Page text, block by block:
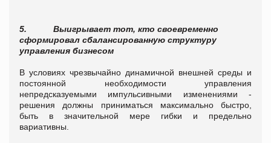
5. Выигрывает тот, кто своевременно
сформировал сбалансированную структуру
управления бизнесом
В условиях чрезвычайно динамичной внешней среды и
постоянной необходимости управления
непредсказуемыми импульсивными изменениями -
решения должны приниматься максимально быстро,
быть в значительной мере гибки и предельно
вариативны.